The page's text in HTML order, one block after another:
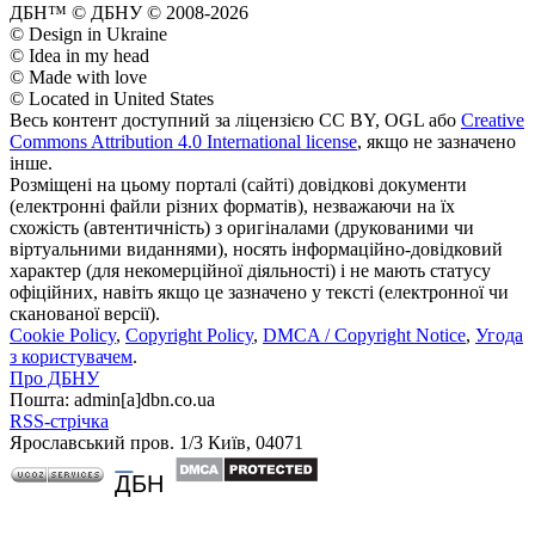
ДБН™ © ДБНУ © 2008-2026
© Design in Ukraine
© Idea in my head
© Made with love
© Located in United States
Весь контент доступний за ліцензією CC BY, OGL або Creative
Commons Attribution 4.0 International license, якщо не зазначено
інше.
Розміщені на цьому порталі (сайті) довідкові документи
(електронні файли різних форматів), незважаючи на їх
схожість (автентичність) з оригіналами (друкованими чи
віртуальними виданнями), носять інформаційно-довідковий
характер (для некомерційної діяльності) і не мають статусу
офіційних, навіть якщо це зазначено у тексті (електронної чи
сканованої версії).
Cookie Policy, Copyright Policy, DMCA / Copyright Notice, Угода
з користувачем.
Про ДБНУ
Пошта: admin[а]dbn.co.ua
RSS-стрічка
Ярославський пров. 1/3 Київ, 04071